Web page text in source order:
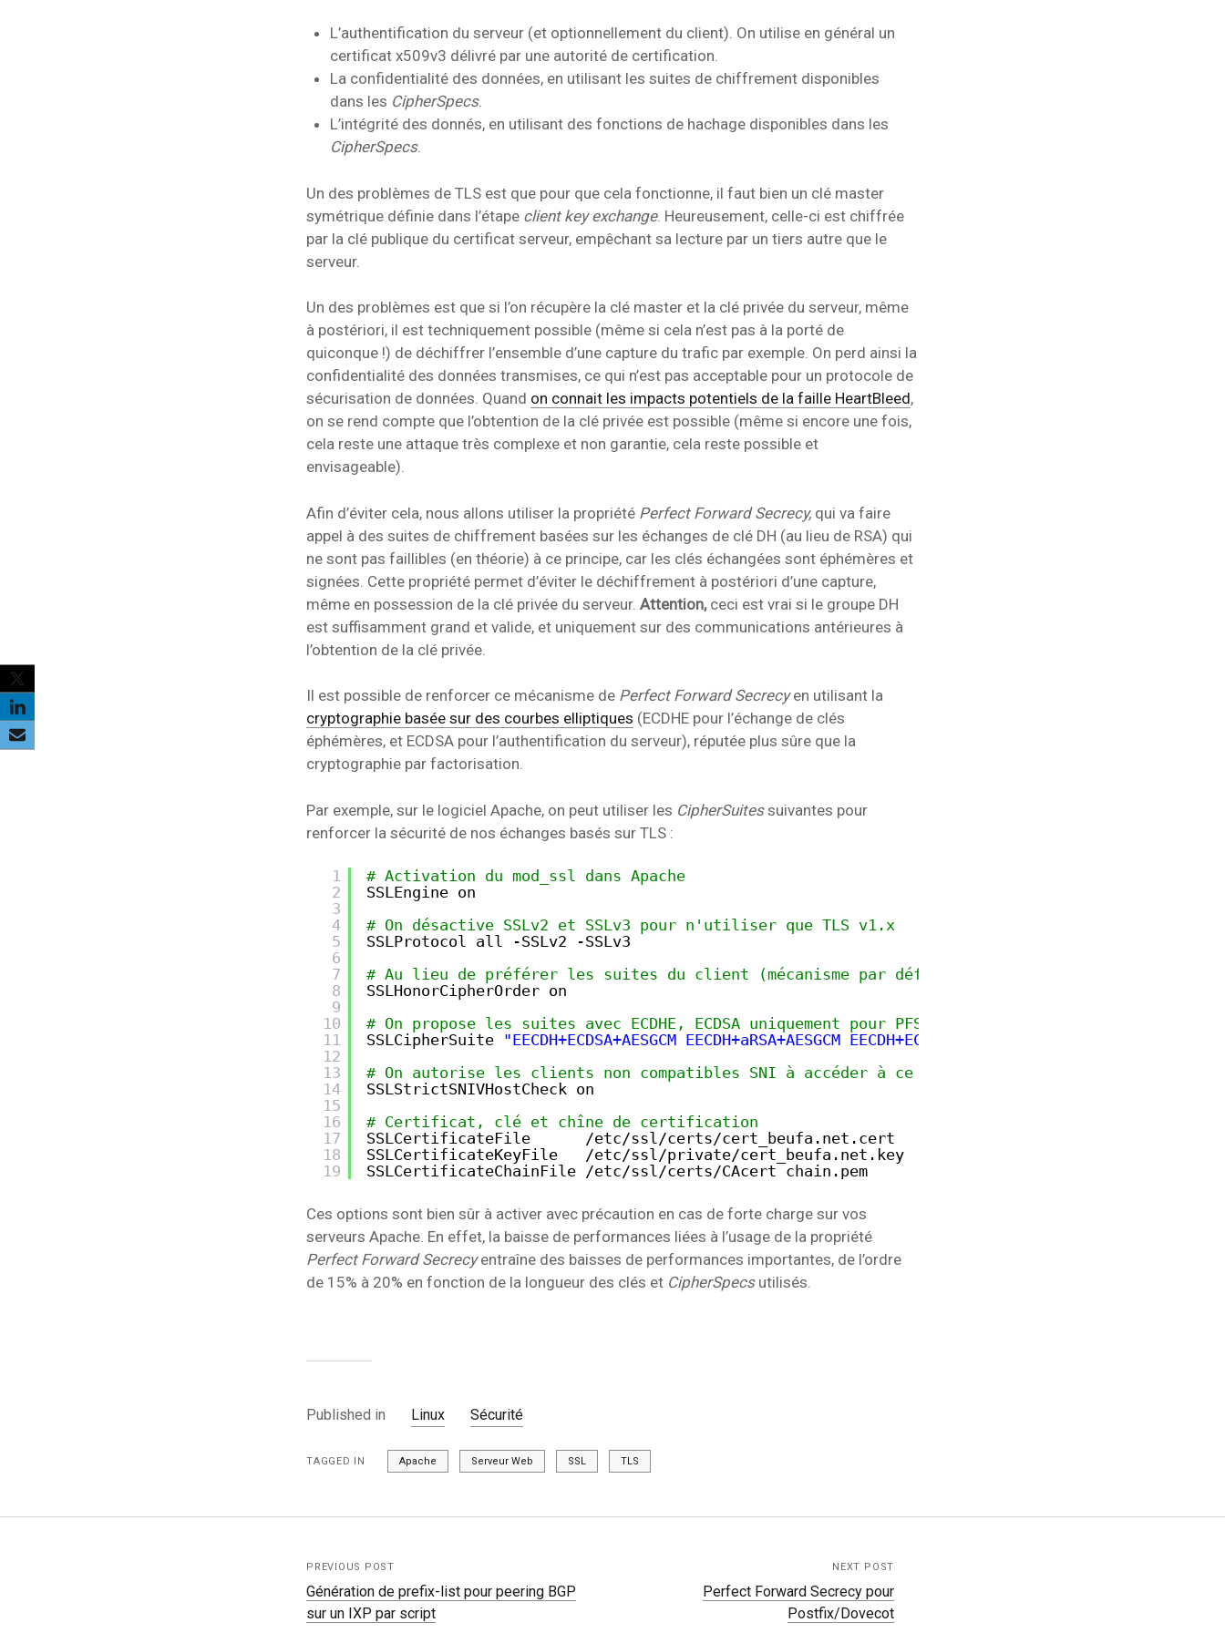
Upload WebApplis WebMail Windows
L’authentification du serveur (et optionnellement du client). On utilise en général un
certificat x509v3 délivré par une autorité de certification.
La confidentialité des données, en utilisant les suites de chiffrement disponibles
dans les CipherSpecs.
L’intégrité des donnés, en utilisant des fonctions de hachage disponibles dans les
CipherSpecs.
Un des problèmes de TLS est que pour que cela fonctionne, il faut bien un clé master
symétrique définie dans l’étape client key exchange. Heureusement, celle-ci est chiffrée
par la clé publique du certificat serveur, empêchant sa lecture par un tiers autre que le
serveur.
Un des problèmes est que si l’on récupère la clé master et la clé privée du serveur, même
à postériori, il est techniquement possible (même si cela n’est pas à la porté de
quiconque !) de déchiffrer l’ensemble d’une capture du trafic par exemple. On perd ainsi la
confidentialité des données transmises, ce qui n’est pas acceptable pour un protocole de
sécurisation de données. Quand on connait les impacts potentiels de la faille HeartBleed,
on se rend compte que l’obtention de la clé privée est possible (même si encore une fois,
cela reste une attaque très complexe et non garantie, cela reste possible et
envisageable).
Afin d’éviter cela, nous allons utiliser la propriété Perfect Forward Secrecy, qui va faire
appel à des suites de chiffrement basées sur les échanges de clé DH (au lieu de RSA) qui
ne sont pas faillibles (en théorie) à ce principe, car les clés échangées sont éphémères et
signées. Cette propriété permet d’éviter le déchiffrement à postériori d’une capture,
même en possession de la clé privée du serveur.Attention,ceci est vrai si le groupe DH
est suffisamment grand et valide, et uniquement sur des communications antérieures à
l’obtention de la clé privée.
Il est possible de renforcer ce mécanisme de Perfect Forward Secrecyen utilisant la
cryptographie basée sur des courbes elliptiques (ECDHE pour l’échange de clés
éphémères, et ECDSA pour l’authentification du serveur), réputée plus sûre que la
cryptographie par factorisation.
Par exemple, sur le logiciel Apache, on peut utiliser les CipherSuitessuivantes pour
renforcer la sécurité de nos échanges basés sur TLS :
1
2
3
4
5
6
7
8
9
10
11
12
13
14
15
16
17
18
19
# Activation du mod_ssl dans Apache
SSLEngine on
# On désactive SSLv2 et SSLv3 pour n'utiliser que TLS v1.x
SSLProtocol all -SSLv2 -SSLv3
# Au lieu de préférer les suites du client (mécanisme par défaut), on privilégie les suites
SSLHonorCipherOrder on
# On propose les suites avec ECDHE, ECDSA uniquement pour PFS
SSLCipherSuite "EECDH+ECDSA+AESGCM EECDH+aRSA+AESGCM EECDH+ECDSA+SHA384
# On autorise les clients non compatibles SNI à accéder à ce vhost
SSLStrictSNIVHostCheck on
# Certificat, clé et chîne de certification
SSLCertificateFile /etc/ssl/certs/cert_beufa .net.cert
SSLCertificateKeyFile /etc/ssl/private/cert_beufa .net.key
SSLCertificateChainFile /etc/ssl/certs/CAcert_chain .pem
Ces options sont bien sûr à activer avec précaution en cas de forte charge sur vos
serveurs Apache. En effet, la baisse de performances liées à l’usage de la propriété
Perfect Forward Secrecyentraîne des baisses de performances importantes, de l’ordre
de 15% à 20% en fonction de la longueur des clés et CipherSpecsutilisés.
Published in Linux Sécurité
TAGGED IN Apache Serveur Web SSL TLS
PREVIOUS POST
Génération de prefix-list pour peering BGP
sur un IXP par script
NEXT POST
Perfect Forward Secrecy pour
Postfix/Dovecot